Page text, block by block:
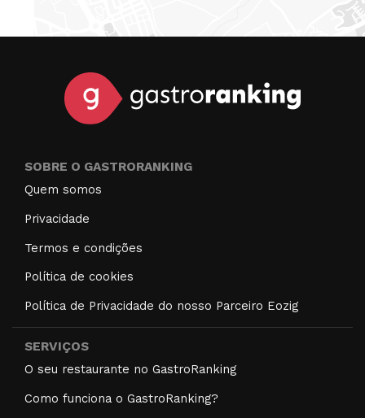
SOBRE O GASTRORANKING
Quem somos
Privacidade
Termos e condições
Política de cookies
Política de Privacidade do nosso Parceiro Eozig
SERVIÇOS
O seu restaurante no GastroRanking
Como funciona o GastroRanking?